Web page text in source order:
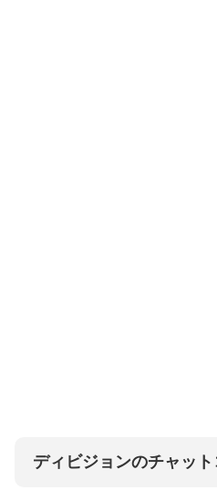
ディビジョンのチャッ